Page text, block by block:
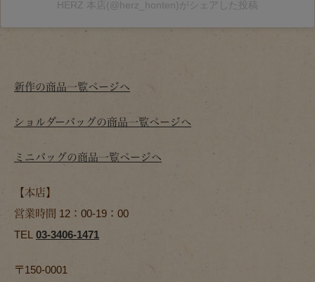
HERZ 本店(@herz_honten)がシェアした投稿
新作の商品一覧ページへ
ショルダーバッグの商品一覧ページへ
ミニバッグの商品一覧ページへ
【本店】
営業時間 12：00-19：00
TEL 03-3406-1471
〒150-0001